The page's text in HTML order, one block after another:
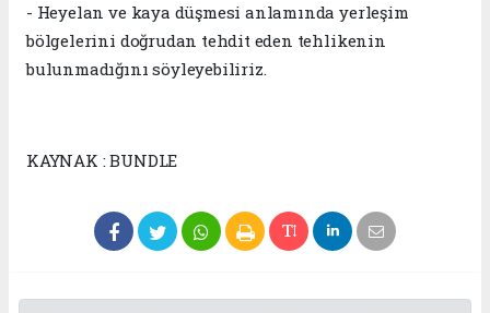
- Heyelan ve kaya düşmesi anlamında yerleşim
bölgelerini doğrudan tehdit eden tehlikenin
bulunmadığını söyleyebiliriz.
KAYNAK : BUNDLE